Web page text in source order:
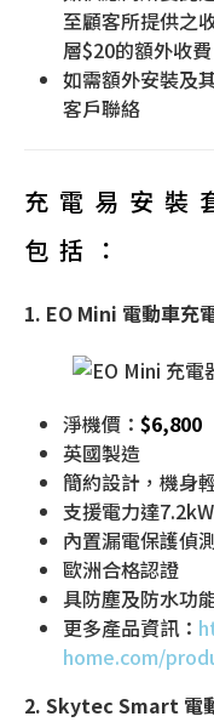
至顧客所提供之
層$20的額外收費
如需額外安裝及
客戶聯絡
充電易安裝
包括：
1. EO Mini 電動車充
淨機價： $6,800
英國製造
簡約設計，機身
支援電力達
內置漏電保護偵
歐洲合格認證
具防塵及防水功
更多產品資訊：
home.com/
2. Skytec Smart 電